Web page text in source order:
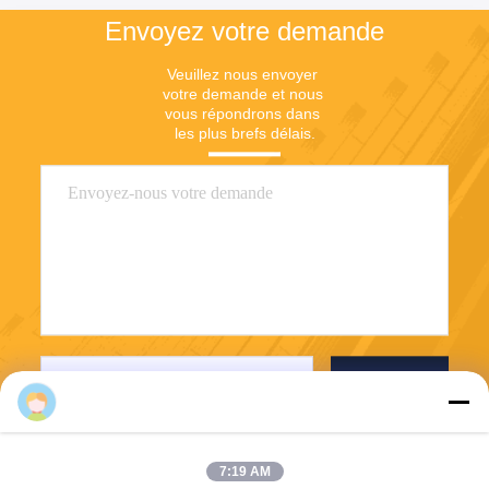
Envoyez votre demande
Veuillez nous envoyer
votre demande et nous
vous répondrons dans
les plus brefs délais.
7:19 AM